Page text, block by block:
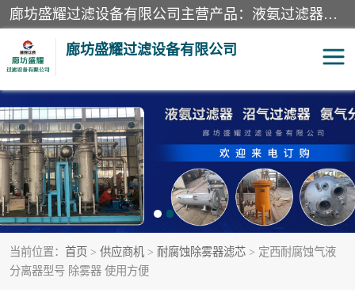
廊坊盛耀过滤设备有限公司主营产品：液氨过滤器、沼气过滤器、氨气分离器、二氧化碳过滤器、过滤器、液氨氨气过滤器、天然气过滤器、管道过滤器、*过滤器、液氨除油除水过滤器、氨气除油除水过滤器、焦炉煤气除焦油过滤器等。
廊坊盛耀过滤设备有限公司
当前位置： 首页 > 供应商机 > 耐腐蚀除雾器滤芯 > 定西耐腐蚀气液
分离器型号 除雾器 使用方便
二氧化碳过滤器 过滤器
液氨氨气过滤器 沼气过滤器
天然气过滤器 管道过滤器
甲醇过滤器 液氨除油除水过滤器